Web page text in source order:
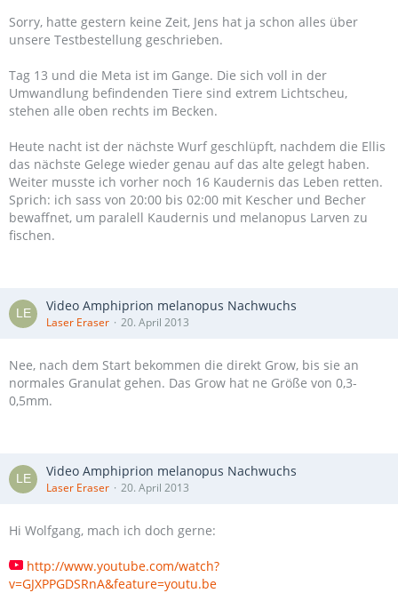
Sorry, hatte gestern keine Zeit, Jens hat ja schon alles über
unsere Testbestellung geschrieben.
Tag 13 und die Meta ist im Gange. Die sich voll in der
Umwandlung befindenden Tiere sind extrem Lichtscheu,
stehen alle oben rechts im Becken.
Heute nacht ist der nächste Wurf geschlüpft, nachdem die Ellis
das nächste Gelege wieder genau auf das alte gelegt haben.
Weiter musste ich vorher noch 16 Kaudernis das Leben retten.
Sprich: ich sass von 20:00 bis 02:00 mit Kescher und Becher
bewaffnet, um paralell Kaudernis und melanopus Larven zu
fischen.
Video Amphiprion melanopus Nachwuchs
Laser Eraser 20. April 2013
Nee, nach dem Start bekommen die direkt Grow, bis sie an
normales Granulat gehen. Das Grow hat ne Größe von 0,3-
0,5mm.
Video Amphiprion melanopus Nachwuchs
Laser Eraser 20. April 2013
Hi Wolfgang, mach ich doch gerne:
http://www.youtube.com/watch?
v=GJXPPGDSRnA&feature=youtu.be